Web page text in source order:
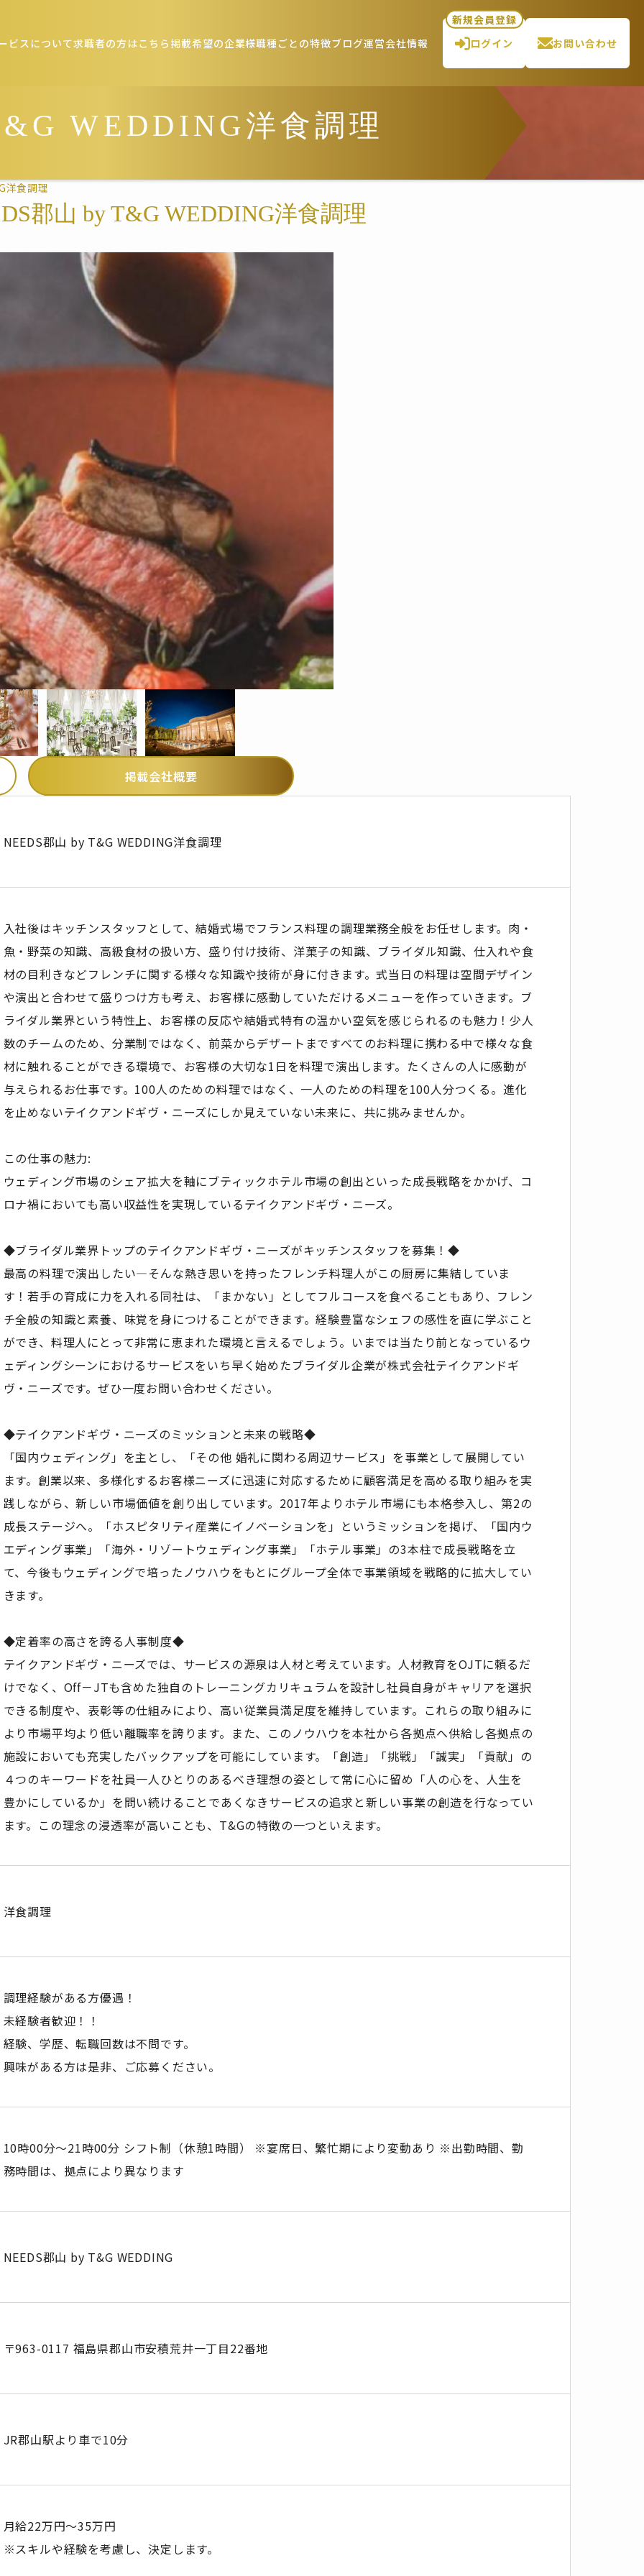
ビスについて求職者の方はこちら 掲載希望の企業様職種ごとの特徴ブログ運営会社情報
新規会員登録
ログイン
お問い合わせ
WEDDING洋食調理
洋食調理
郡山 by T&G WEDDING洋食調理
掲載会社概要
NEEDS郡山 by T&G WEDDING洋食調理
入社後はキッチンスタッフとして、結婚式場でフランス料理の調理業務全般をお任せします。肉・
魚・野菜の知識、高級食材の扱い方、盛り付け技術、洋菓子の知識、ブライダル知識、仕入れや食
材の目利きなどフレンチに関する様々な知識や技術が身に付きます。式当日の料理は空間デザイン
や演出と合わせて盛りつけ方も考え、お客様に感動していただけるメニューを作っていきます。ブ
ライダル業界という特性上、お客様の反応や結婚式特有の温かい空気を感じられるのも魅力！少人
数のチームのため、分業制ではなく、前菜からデザートまですべてのお料理に携わる中で様々な食
材に触れることができる環境で、お客様の大切な1日を料理で演出します。たくさんの人に感動が
与えられるお仕事です。100人のための料理ではなく、一人のための料理を100人分つくる。進化
を止めないテイクアンドギヴ・ニーズにしか見えていない未来に、共に挑みませんか。
この仕事の魅力:
ウェディング市場のシェア拡大を軸にブティックホテル市場の創出といった成長戦略をかかげ、コ
ロナ禍においても高い収益性を実現しているテイクアンドギヴ・ニーズ。
◆ブライダル業界トップのテイクアンドギヴ・ニーズがキッチンスタッフを募集！◆
最高の料理で演出したい―そんな熱き思いを持ったフレンチ料理人がこの厨房に集結していま
す！若手の育成に力を入れる同社は、「まかない」としてフルコースを食べることもあり、フレン
チ全般の知識と素養、味覚を身につけることができます。経験豊富なシェフの感性を直に学ぶこと
ができ、料理人にとって非常に恵まれた環境と言えるでしょう。いまでは当たり前となっているウ
ェディングシーンにおけるサービスをいち早く始めたブライダル企業が株式会社テイクアンドギ
ヴ・ニーズです。ぜひ一度お問い合わせください。
◆テイクアンドギヴ・ニーズのミッションと未来の戦略◆
「国内ウェディング」を主とし、「その他 婚礼に関わる周辺サービス」を事業として展開してい
ます。創業以来、多様化するお客様ニーズに迅速に対応するために顧客満足を高める取り組みを実
践しながら、新しい市場価値を創り出しています。2017年よりホテル市場にも本格参入し、第2の
成長ステージへ。「ホスピタリティ産業にイノベーションを」というミッションを掲げ、「国内ウ
エディング事業」「海外・リゾートウェディング事業」「ホテル事業」の3本柱で成長戦略を立
て、今後もウェディングで培ったノウハウをもとにグループ全体で事業領域を戦略的に拡大してい
きます。
◆定着率の高さを誇る人事制度◆
テイクアンドギヴ・ニーズでは、サービスの源泉は人材と考えています。人材教育をOJTに頼るだ
けでなく、Off－JTも含めた独自のトレーニングカリキュラムを設計し社員自身がキャリアを選択
できる制度や、表彰等の仕組みにより、高い従業員満足度を維持しています。これらの取り組みに
より市場平均より低い離職率を誇ります。また、このノウハウを本社から各拠点へ供給し各拠点の
施設においても充実したバックアップを可能にしています。「創造」「挑戦」「誠実」「貢献」の
４つのキーワードを社員一人ひとりのあるべき理想の姿として常に心に留め「人の心を、人生を
豊かにしているか」を問い続けることであくなきサービスの追求と新しい事業の創造を行なってい
ます。この理念の浸透率が高いことも、T&Gの特徴の一つといえます。
洋食調理
調理経験がある方優遇！
未経験者歓迎！！
経験、学歴、転職回数は不問です。
興味がある方は是非、ご応募ください。
10時00分〜21時00分 シフト制（休憩1時間） ※宴席日、繁忙期により変動あり ※出勤時間、勤
務時間は、拠点により異なります
NEEDS郡山 by T&G WEDDING
〒963-0117 福島県郡山市安積荒井一丁目22番地
JR郡山駅より車で10分
月給22万円～35万円
※スキルや経験を考慮し、決定します。